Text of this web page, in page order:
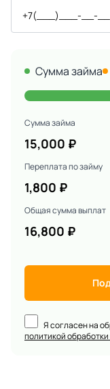
Сумма займа
Сумма займа
15,000 ₽
Переплата по займу
1,800 ₽
Общая сумма выплат
16,800 ₽
Я согласен на
политикой